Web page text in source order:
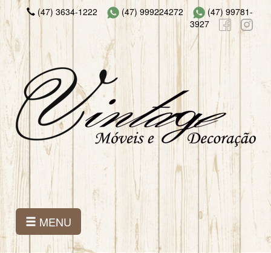
(47) 3634-1222 (47) 999224272
(47) 99781-
3927
MENU